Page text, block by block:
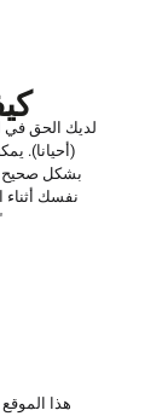
لديك الحق في
(أحيانا).
بشكل صحيح
نفسك أثناء